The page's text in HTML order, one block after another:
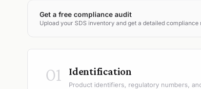
Get a free compliance audit
Upload your SDS inventory and get a detailed compliance
01 Identification
Product identifiers, regulatory numbers,